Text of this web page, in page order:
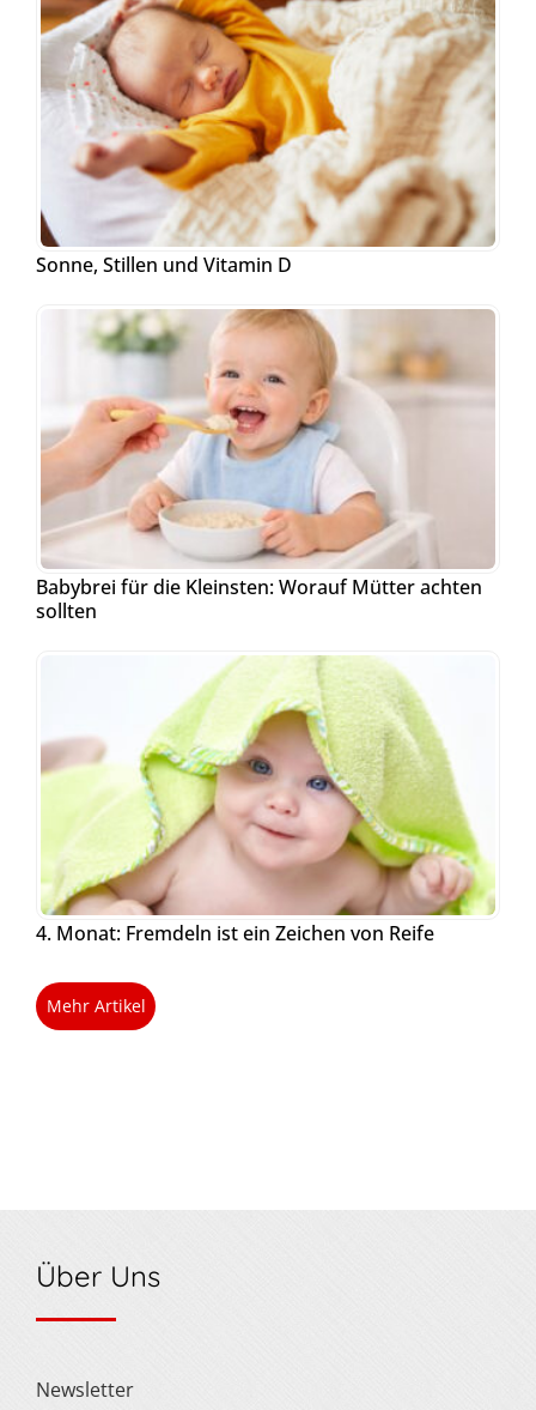
Sonne, Stillen und Vitamin D
Babybrei für die Kleinsten: Worauf Mütter achten
sollten
4. Monat: Fremdeln ist ein Zeichen von Reife
Mehr Artikel
Über Uns
Newsletter